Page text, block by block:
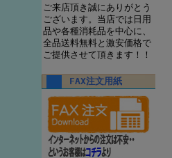
ご来店頂き誠にありがとう
ございます。当店では日用
品や各種消耗品を中心に、
全品送料無料と激安価格で
ご提供させて頂きます！！
FAX注文用紙